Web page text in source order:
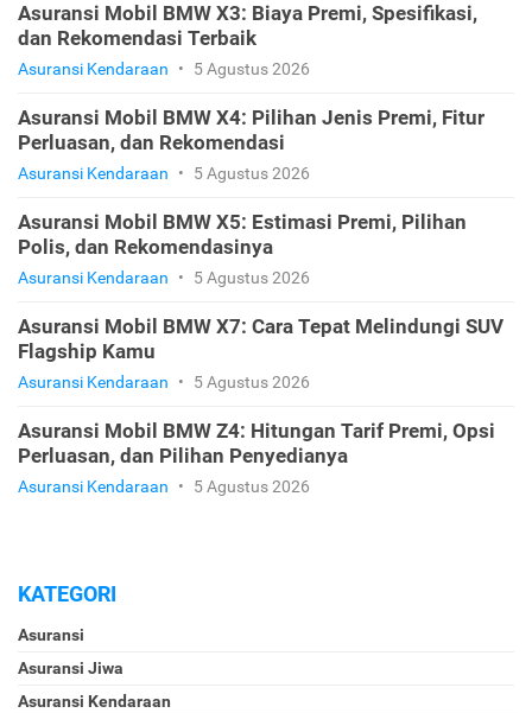
Asuransi Mobil BMW X3: Biaya Premi, Spesifikasi,
dan Rekomendasi Terbaik
Asuransi Kendaraan • 5 Agustus 2026
Asuransi Mobil BMW X4: Pilihan Jenis Premi, Fitur
Perluasan, dan Rekomendasi
Asuransi Kendaraan • 5 Agustus 2026
Asuransi Mobil BMW X5: Estimasi Premi, Pilihan
Polis, dan Rekomendasinya
Asuransi Kendaraan • 5 Agustus 2026
Asuransi Mobil BMW X7: Cara Tepat Melindungi SUV
Flagship Kamu
Asuransi Kendaraan • 5 Agustus 2026
Asuransi Mobil BMW Z4: Hitungan Tarif Premi, Opsi
Perluasan, dan Pilihan Penyedianya
Asuransi Kendaraan • 5 Agustus 2026
KATEGORI
Asuransi
Asuransi Jiwa
Asuransi Kendaraan